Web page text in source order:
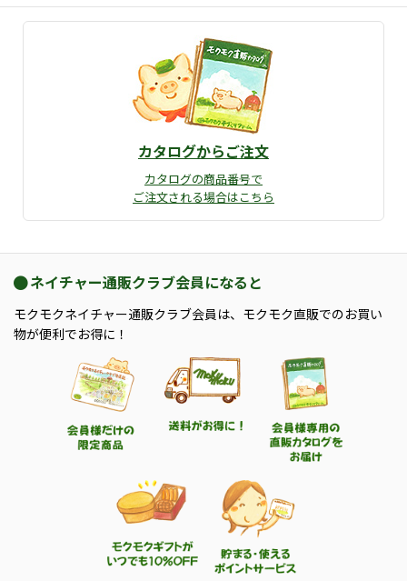
カタログからご注文
カタログの商品番号で
ご注文される場合はこちら
ネイチャー通販クラブ会員になると
モクモクネイチャー通販クラブ会員は、モクモク直販でのお買い
物が便利でお得に！